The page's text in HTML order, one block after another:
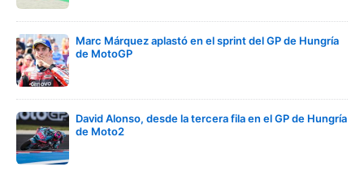
Marc Márquez aplastó en el sprint del GP de Hungría
de MotoGP
David Alonso, desde la tercera fila en el GP de Hungría
de Moto2